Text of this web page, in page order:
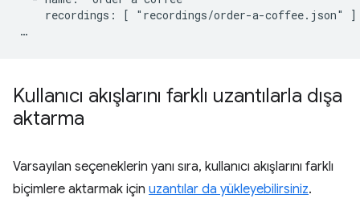
    recordings: [ "recordings/order-a-coffee.json" ]
Kullanıcı akışlarını farklı uzantılarla dışa
aktarma
Varsayılan seçeneklerin yanı sıra, kullanıcı akışlarını farklı
biçimlere aktarmak için uzantılar da yükleyebilirsiniz.